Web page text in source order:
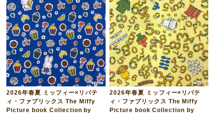
2026年春夏 ミッフィー×リバテ
ィ・ファブリックス The Miffy
Picture book Collection by
2026年春夏 ミッフィー×リバテ
ィ・ファブリックス The Miffy
Picture book Collection by